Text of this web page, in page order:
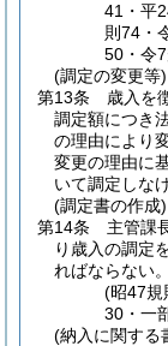
41・平
則74・
50・令
(調定の変更等)
第13条
歳入を
調定額につき
の理由により
変更の理由に
いて調定しな
(調定書の作成)
第14条
主管課
り歳入の調定
ればならない。
(昭47規
30・一
(納入に関する